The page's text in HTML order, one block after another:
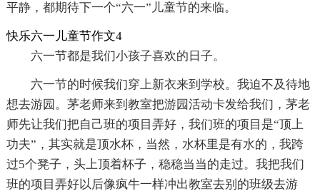
平静，都期待下一个“六一”儿童节的来临。
快乐六一儿童节作文4
六一节都是我们小孩子喜欢的日子。
六一节的时候我们穿上新衣来到学校。我迫不及待地
想去游园。茅老师来到教室把游园活动卡发给我们，茅老
师先让我们把自己班的项目弄好，我们班的项目是“顶上
功夫”，其实就是顶水杯，当然，水杯里是有水的，我跨
过5个凳子，头上顶着杯子，稳稳当当的走过。我把我们
班的项目弄好以后像疯牛一样冲出教室去别的班级去游